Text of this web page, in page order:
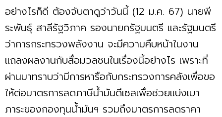
อย่างไรก็ดี ต้องจับตาดูว่าวันนี้ (12 ม.ค. 67) นายพี
ระพันธุ์ สาลีรัฐวิภาค รองนายกรัฐมนตรี และรัฐมนตรี
ว่าการกระทรวงพลังงาน จะมีความคืบหน้าในงาน
แถลงผลงานกับสื่อมวลชนในเรื่องนี้อย่างไร เพราะที่
ผ่านมาทราบว่ามีการหารือกับกระทรวงการคลังเพื่อขอ
ให้ต่อมาตรการลดภาษีน้ำมันดีเซลเพื่อช่วยแบ่งเบา
ภาระของกองทุนน้ำมันฯ รวมถึงมาตรการลดราคา